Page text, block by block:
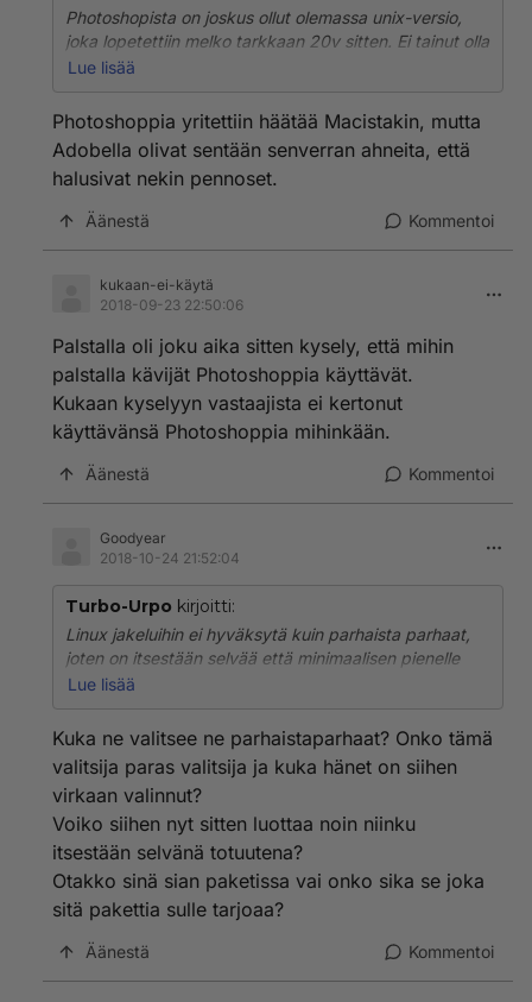
Photoshopista on joskus ollut olemassa unix-versio,
joka lopetettiin melko tarkkaan 20v sitten. Ei tainut olla
tarpeeksi nysvääjiä unix puolella. Joutui siirtymään
Lue lisää
Photoshoppia yritettiin häätää Macistakin, mutta
Adobella olivat sentään senverran ahneita, että
halusivat nekin pennoset.
Äänestä Kommentoi
kukaan-ei-käytä
2018-09-23 22:50:06
Palstalla oli joku aika sitten kysely, että mihin
palstalla kävijät Photoshoppia käyttävät.
Kukaan kyselyyn vastaajista ei kertonut
käyttävänsä Photoshoppia mihinkään.
Äänestä Kommentoi
Goodyear
2018-10-24 21:52:04
Turbo-Urpo kirjoitti:
Linux jakeluihin ei hyväksytä kuin parhaista parhaat,
joten on itsestään selvää että minimaalisen pienelle
kohderyhmälle suunnatut, kaatuilevat, hirveät
jätettään armotta ulkopuolelle, näin halutaan säilyttää
Linux jakeluiden erittäin tiukka yksityisyys ja vakkaa
toiminta.
Aivan lyhyesti sama: Virusimurit ei saa jalansijaa
Linuxsissa.
"Photoshop on ammattilaistenkin käyttämä ja paras
oikea ohjelma"
Mihin se on paras, nurettava väite koska täysin
ilmainen ohjelma pesee tuon mennen tullen, olisi sulaa
Lue lisää
Kuka ne valitsee ne parhaistaparhaat? Onko tämä
valitsija paras valitsija ja kuka hänet on siihen
virkaan valinnut?
Voiko siihen nyt sitten luottaa noin niinku
itsestään selvänä totuutena?
Otakko sinä sian paketissa vai onko sika se joka
sitä pakettia sulle tarjoaa?
Äänestä Kommentoi